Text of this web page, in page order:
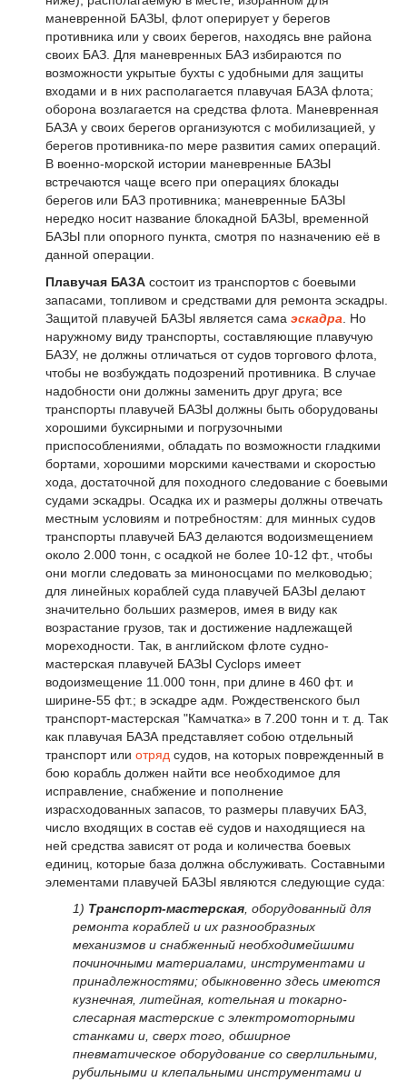
маневренной БАЗЫ, флот оперирует у берегов
противника или у своих берегов, находясь вне района
своих БАЗ. Для маневренных БАЗ избираются по
возможности укрытые бухты с удобными для защиты
входами и в них располагается плавучая БАЗА флота;
оборона возлагается на средства флота. Маневренная
БАЗА у своих берегов организуются с мобилизацией, у
берегов противника-по мере развития самих операций.
В военно-морской истории маневренные БАЗЫ
встречаются чаще всего при операциях блокады
берегов или БАЗ противника; маневренные БАЗЫ
нередко носит название блокадной БАЗЫ, временной
БАЗЫ пли опорного пункта, смотря по назначению её в
данной операции.
Плавучая БАЗА состоит из транспортов с боевыми
запасами, топливом и средствами для ремонта эскадры.
Защитой плавучей БАЗЫ является сама эскадра . Но
наружному виду транспорты, составляющие плавучую
БАЗУ, не должны отличаться от судов торгового флота,
чтобы не возбуждать подозрений противника. В случае
надобности они должны заменить друг друга; все
транспорты плавучей БАЗЫ должны быть оборудованы
хорошими буксирными и погрузочными
приспособлениями, обладать по возможности гладкими
бортами, хорошими морскими качествами и скоростью
хода, достаточной для походного следование с боевыми
судами эскадры. Осадка их и размеры должны отвечать
местным условиям и потребностям: для минных судов
транспорты плавучей БАЗ делаются водоизмещением
около 2.000 тонн, с осадкой не более 10-12 фт., чтобы
они могли следовать за миноносцами по мелководью;
для линейных кораблей суда плавучей БАЗЫ делают
значительно больших размеров, имея в виду как
возрастание грузов, так и достижение надлежащей
мореходности. Так, в английском флоте судно-
мастерская плавучей БАЗЫ Cyclops имеет
водоизмещение 11.000 тонн, при длине в 460 фт. и
ширине-55 фт.; в эскадре адм. Рождественского был
транспорт-мастерская "Камчатка» в 7.200 тонн и т. д. Так
как плавучая БАЗА представляет собою отдельный
транспорт или отряд судов, на которых поврежденный в
бою корабль должен найти все необходимое для
исправление, снабжение и пополнение
израсходованных запасов, то размеры плавучих БАЗ,
число входящих в состав её судов и находящиеся на
ней средства зависят от рода и количества боевых
единиц, которые база должна обслуживать. Составными
элементами плавучей БАЗЫ являются следующие суда:
1) Транспорт-мастерская, оборудованный для
ремонта кораблей и их разнообразных
механизмов и снабженный необходимейшими
починочными материалами, инструментами и
принадлежностями; обыкновенно здесь имеются
кузнечная, литейная, котельная и токарно-
слесарная мастерские с электромоторными
станками и, сверх того, обширное
пневматическое оборудование со сверлильными,
рубильными и клепальными инструментами и